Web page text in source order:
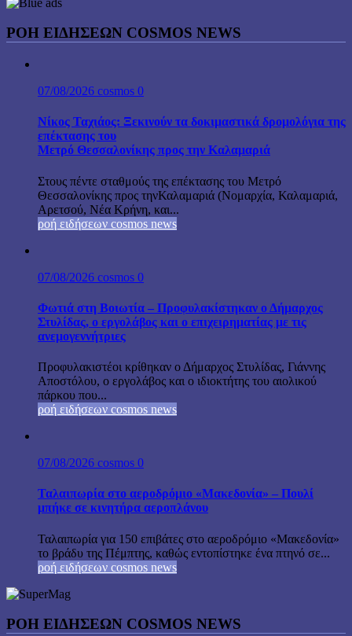
ΡΟΗ ΕΙΔΗΣΕΩΝ COSMOS NEWS
07/08/2026 cosmos 0
Νίκος Ταχιάος: Ξεκινούν τα δοκιμαστικά δρομολόγια της
επέκτασης του
Μετρό Θεσσαλονίκης προς την Καλαμαριά
Στους πέντε σταθμούς της επέκτασης του Μετρό
Θεσσαλονίκης προς τηνΚαλαμαριά (Νομαρχία, Καλαμαριά,
Αρετσού, Νέα Κρήνη, και...
ροή ειδήσεων cosmos news
07/08/2026 cosmos 0
Φωτιά στη Βοιωτία – Προφυλακίστηκαν ο Δήμαρχος
Στυλίδας, ο εργολάβος και ο επιχειρηματίας με τις
ανεμογεννήτριες
Προφυλακιστέοι κρίθηκαν ο Δήμαρχος Στυλίδας, Γιάννης
Αποστόλου, ο εργολάβος και ο ιδιοκτήτης του αιολικού
πάρκου που...
ροή ειδήσεων cosmos news
07/08/2026 cosmos 0
Ταλαιπωρία στο αεροδρόμιο «Μακεδονία» – Πουλί
μπήκε σε κινητήρα αεροπλάνου
Ταλαιπωρία για 150 επιβάτες στο αεροδρόμιο «Μακεδονία»
το βράδυ της Πέμπτης, καθώς εντοπίστηκε ένα πτηνό σε...
ροή ειδήσεων cosmos news
ΡΟΉ ΕΙΔΉΣΕΩΝ COSMOS NEWS